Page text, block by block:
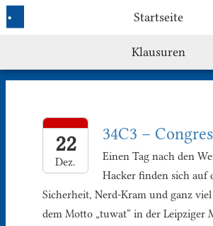
Startseite
Klausuren
22
Dez.
34C3 –
Einen Tag nach den
Hacker finden sich auf
Sicherheit, Nerd-Kram und ganz
dem Motto „tuwat“ in der Leipziger